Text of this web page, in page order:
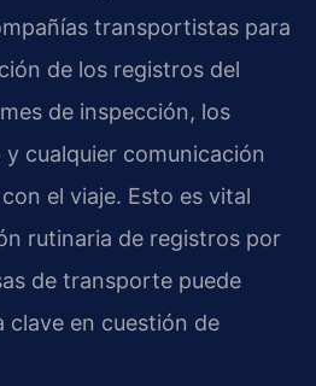
transportistas para
de los registros del
de inspección, los
cualquier comunicación
el viaje. Esto es vital
rutinaria de registros por
de transporte puede
clave en cuestión de